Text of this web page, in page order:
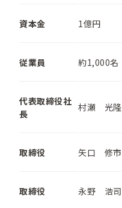
資本金 1億円
従業員 約1,000名
代表取締役社
長
村瀬 光隆
取締役 矢口 修市
取締役 永野 浩司